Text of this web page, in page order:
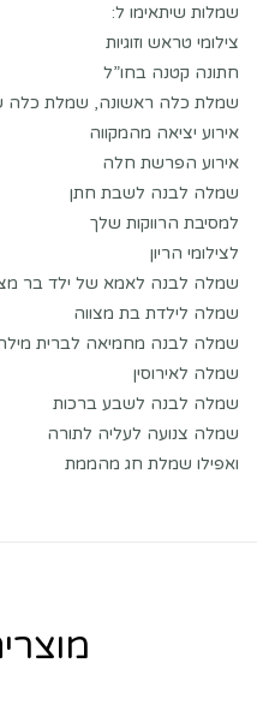
שמלות שיתאימו ל:
צילומי טראש וזוגיות
חתונה קטנה בחו”ל
שמלת כלה ראשונה, שמלת כלה
אירוע יציאה מהמקווה
אירוע הפרשת חלה
שמלה לבנה לשבת חתן
למסיבת הרווקות שלך
לצילומי הריון
שמלה לבנה לאמא של ילד בר
שמלה לילדת בת מצווה
שמלה לבנה מחמיאה לברית
שמלה לאירוסין
שמלה לבנה לשבע ברכות
שמלה צנועה לעליה לתורה
ואפילו שמלת חג מהממת